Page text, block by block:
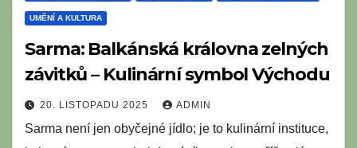
UMĚNÍ A KULTURA
Sarma: Balkánská královna zelných
závitků – Kulinární symbol Východu
20. LISTOPADU 2025 ADMIN
Sarma není jen obyčejné jídlo; je to kulinární instituce,